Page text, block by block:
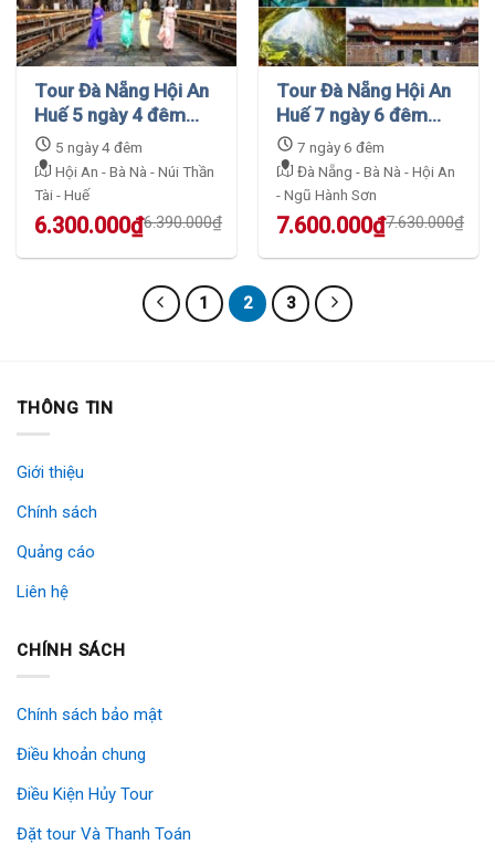
Tour Đà Nẵng Hội An
Huế 5 ngày 4 đêm
khám phá vẻ đẹp
miền Trung
5 ngày 4 đêm
Hội An - Bà Nà - Núi Thần
Tài - Huế
6.390.000₫
Original
6.390.000₫.
6.300.000₫
Current
6.300.000₫.
Tour Đà Nẵng Hội An
Huế 7 ngày 6 đêm
bao trọn gói từ A-Z
7 ngày 6 đêm
Đà Nẵng - Bà Nà - Hội An
- Ngũ Hành Sơn
7.630.000₫
Original
7.630.000₫.
7.600.000₫
Current
7.600.000₫.
1 2 3
THÔNG TIN
Giới thiệu
Chính sách
Quảng cáo
Liên hệ
CHÍNH SÁCH
Chính sách bảo mật
Điều khoản chung
Điều Kiện Hủy Tour
Đặt tour Và Thanh Toán